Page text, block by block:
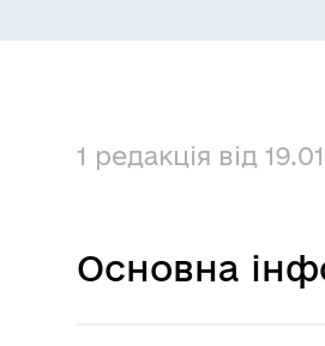
1 редакція від
Основна